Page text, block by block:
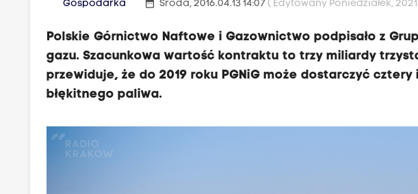
Gospodarka date_range Środa, 2016.04.13 14:07( Edytowany Poniedziałek,
Polskie Górnictwo Naftowe i Gazownictwo podpisało z
gazu. Szacunkowa wartość kontraktu to trzy miliardy
przewiduje, że do 2019 roku PGNiG może dostarczyć
błękitnego paliwa.